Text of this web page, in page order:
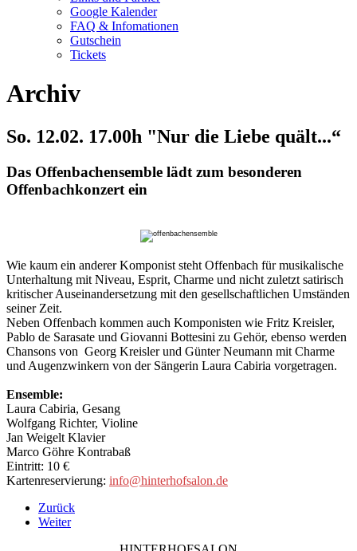
Google Kalender
FAQ & Infomationen
Gutschein
Tickets
Archiv
So. 12.02. 17.00h "Nur die Liebe quält...“
Das Offenbachensemble lädt zum besonderen
Offenbachkonzert ein
Wie kaum ein anderer Komponist steht Offenbach für musikalische
Unterhaltung mit Niveau, Esprit, Charme und nicht zuletzt satirisch
kritischer Auseinandersetzung mit den gesellschaftlichen Umständen
seiner Zeit.
Neben Offenbach kommen auch Komponisten wie Fritz Kreisler,
Pablo de Sarasate und Giovanni Bottesini zu Gehör, ebenso werden
Chansons von Georg Kreisler und Günter Neumann mit Charme
und Augenzwinkern von der Sängerin Laura Cabiria vorgetragen.
Ensemble:
Laura Cabiria, Gesang
Wolfgang Richter, Violine
Jan Weigelt Klavier
Marco Göhre Kontrabaß
Eintritt: 10 €
Kartenreservierung: info@hinterhofsalon.de
Zurück
Weiter